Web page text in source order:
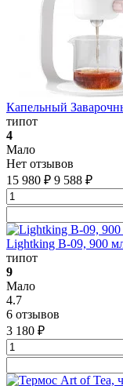
Капельный
типот
4
Мало
Нет отзывов
15 980 ₽ 9 588 ₽
Lightking B-09, 900
типот
9
Мало
4.7
6 отзывов
3 180 ₽